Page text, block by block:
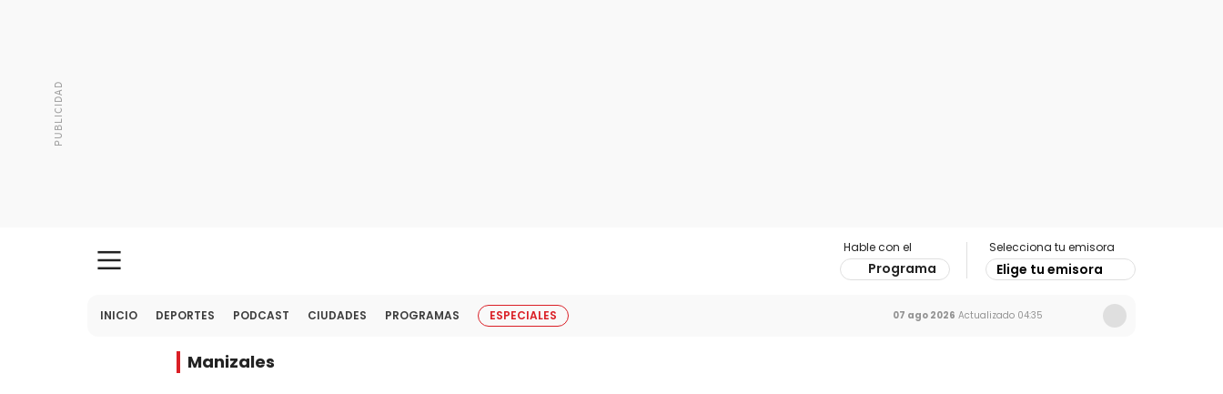
Hable con el
Programa
Selecciona tu emisora
Elige tu emisora
INICIO DEPORTES PODCAST CIUDADES PROGRAMAS ESPECIALES 07 ago 2026 Actualizado 04:35
Manizales